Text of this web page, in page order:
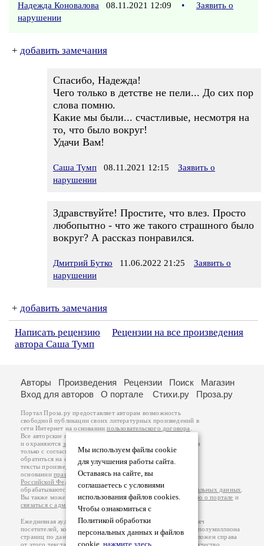
Надежда Коновалова 08.11.2021 12:09 •
Заявить о
нарушении
+ добавить замечания
Спасибо, Надежда!
Чего только в детстве не пели... До сих пор
слова помню.
Какие мы были... счастливые, несмотря на
то, что было вокруг!
Удачи Вам!
Саша Тумп 08.11.2021 12:15
Заявить о
нарушении
Здравствуйте! Простите, что влез. Просто
любопытно - что же такого страшного было
вокруг? А рассказ понравился.
Дмитрий Бутко 11.06.2022 21:25
Заявить о
нарушении
+ добавить замечания
Написать рецензию
Рецензии на все произведения
автора Саша Тумп
Мы используем файлы cookie
для улучшения работы сайта.
Оставаясь на сайте, вы
соглашаетесь с условиями
использования файлов cookies.
Чтобы ознакомиться с
Политикой обработки
персональных данных и файлов
cookie, нажмите здесь
Авторы Произведения Рецензии Поиск
Магазин
Вход для авторов
О портале Стихи.ру Проза.ру
Портал Проза.ру предоставляет авторам возможность
свободной публикации своих литературных произведений в
сети Интернет на основаниипользовательского договора
Все авторские права на произведения принадлежат авторам
и охраняются законом
. Перепечатка произведений возможна
только с согласия его автора, к которому вы можете
обратиться на его авторской странице. Ответственность за
тексты произведений авторы несут самостоятельно на
основанииправил публикацииизаконодательства
Российской Федерации
обрабатываются на основанииПолитики обработки персональных данных
Вы также можете посмотреть более подробнуюинформацию о портале и
связаться с администрацией
Ежедневная аудитория портала Проза.ру – порядка 100 тысяч
посетителей, которые в общей сумме просматривают более полумиллиона
страниц по данным счетчика посещаемости, который расположен справа
от этого текста. В каждой графе указано по две цифры: количество